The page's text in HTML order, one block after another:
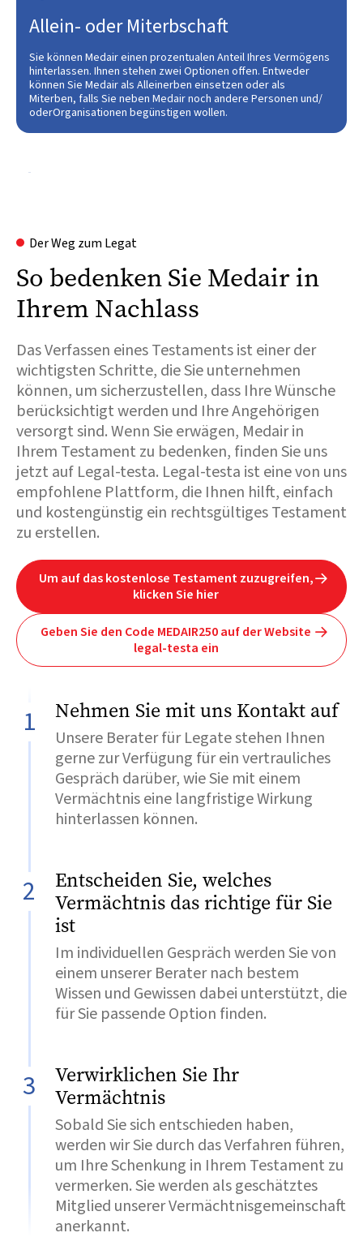
Allein- oder Miterbschaft
Sie können Medair einen prozentualen Anteil Ihres Vermögens
hinterlassen. Ihnen stehen zwei Optionen offen. Entweder
können Sie Medair als Alleinerben einsetzen oder als
Miterben, falls Sie neben Medair noch andere Personen und/
oderOrganisationen begünstigen wollen.
Der Weg zum Legat
So bedenken Sie Medair in
Ihrem Nachlass
Das Verfassen eines Testaments ist einer der
wichtigsten Schritte, die Sie unternehmen
können, um sicherzustellen, dass Ihre Wünsche
berücksichtigt werden und Ihre Angehörigen
versorgt sind. Wenn Sie erwägen, Medair in
Ihrem Testament zu bedenken, finden Sie uns
jetzt auf Legal-testa. Legal-testa ist eine von uns
empfohlene Plattform, die Ihnen hilft, einfach
und kostengünstig ein rechtsgültiges Testament
zu erstellen.
Um auf das kostenlose Testament zuzugreifen,
klicken Sie hier

Geben Sie den Code MEDAIR250 auf der Website
legal-testa ein

1 Nehmen Sie mit uns Kontakt auf
Unsere Berater für Legate stehen Ihnen
gerne zur Verfügung für ein vertrauliches
Gespräch darüber, wie Sie mit einem
Vermächtnis eine langfristige Wirkung
hinterlassen können.
2
Entscheiden Sie, welches
Vermächtnis das richtige für Sie
ist
Im individuellen Gespräch werden Sie von
einem unserer Berater nach bestem
Wissen und Gewissen dabei unterstützt, die
für Sie passende Option finden.
3
Verwirklichen Sie Ihr
Vermächtnis
Sobald Sie sich entschieden haben,
werden wir Sie durch das Verfahren führen,
um Ihre Schenkung in Ihrem Testament zu
vermerken. Sie werden als geschätztes
Mitglied unserer Vermächtnisgemeinschaft
anerkannt.